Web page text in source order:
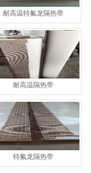
耐高温特氟龙隔热带
耐高温隔热带
特氟龙隔热带